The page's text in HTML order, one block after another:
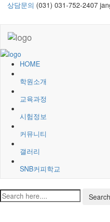
상담문의 (031) 031-752-2407
HOME
학원소개
교육과정
시험정보
커뮤니티
갤러리
SNB커피학교
Search